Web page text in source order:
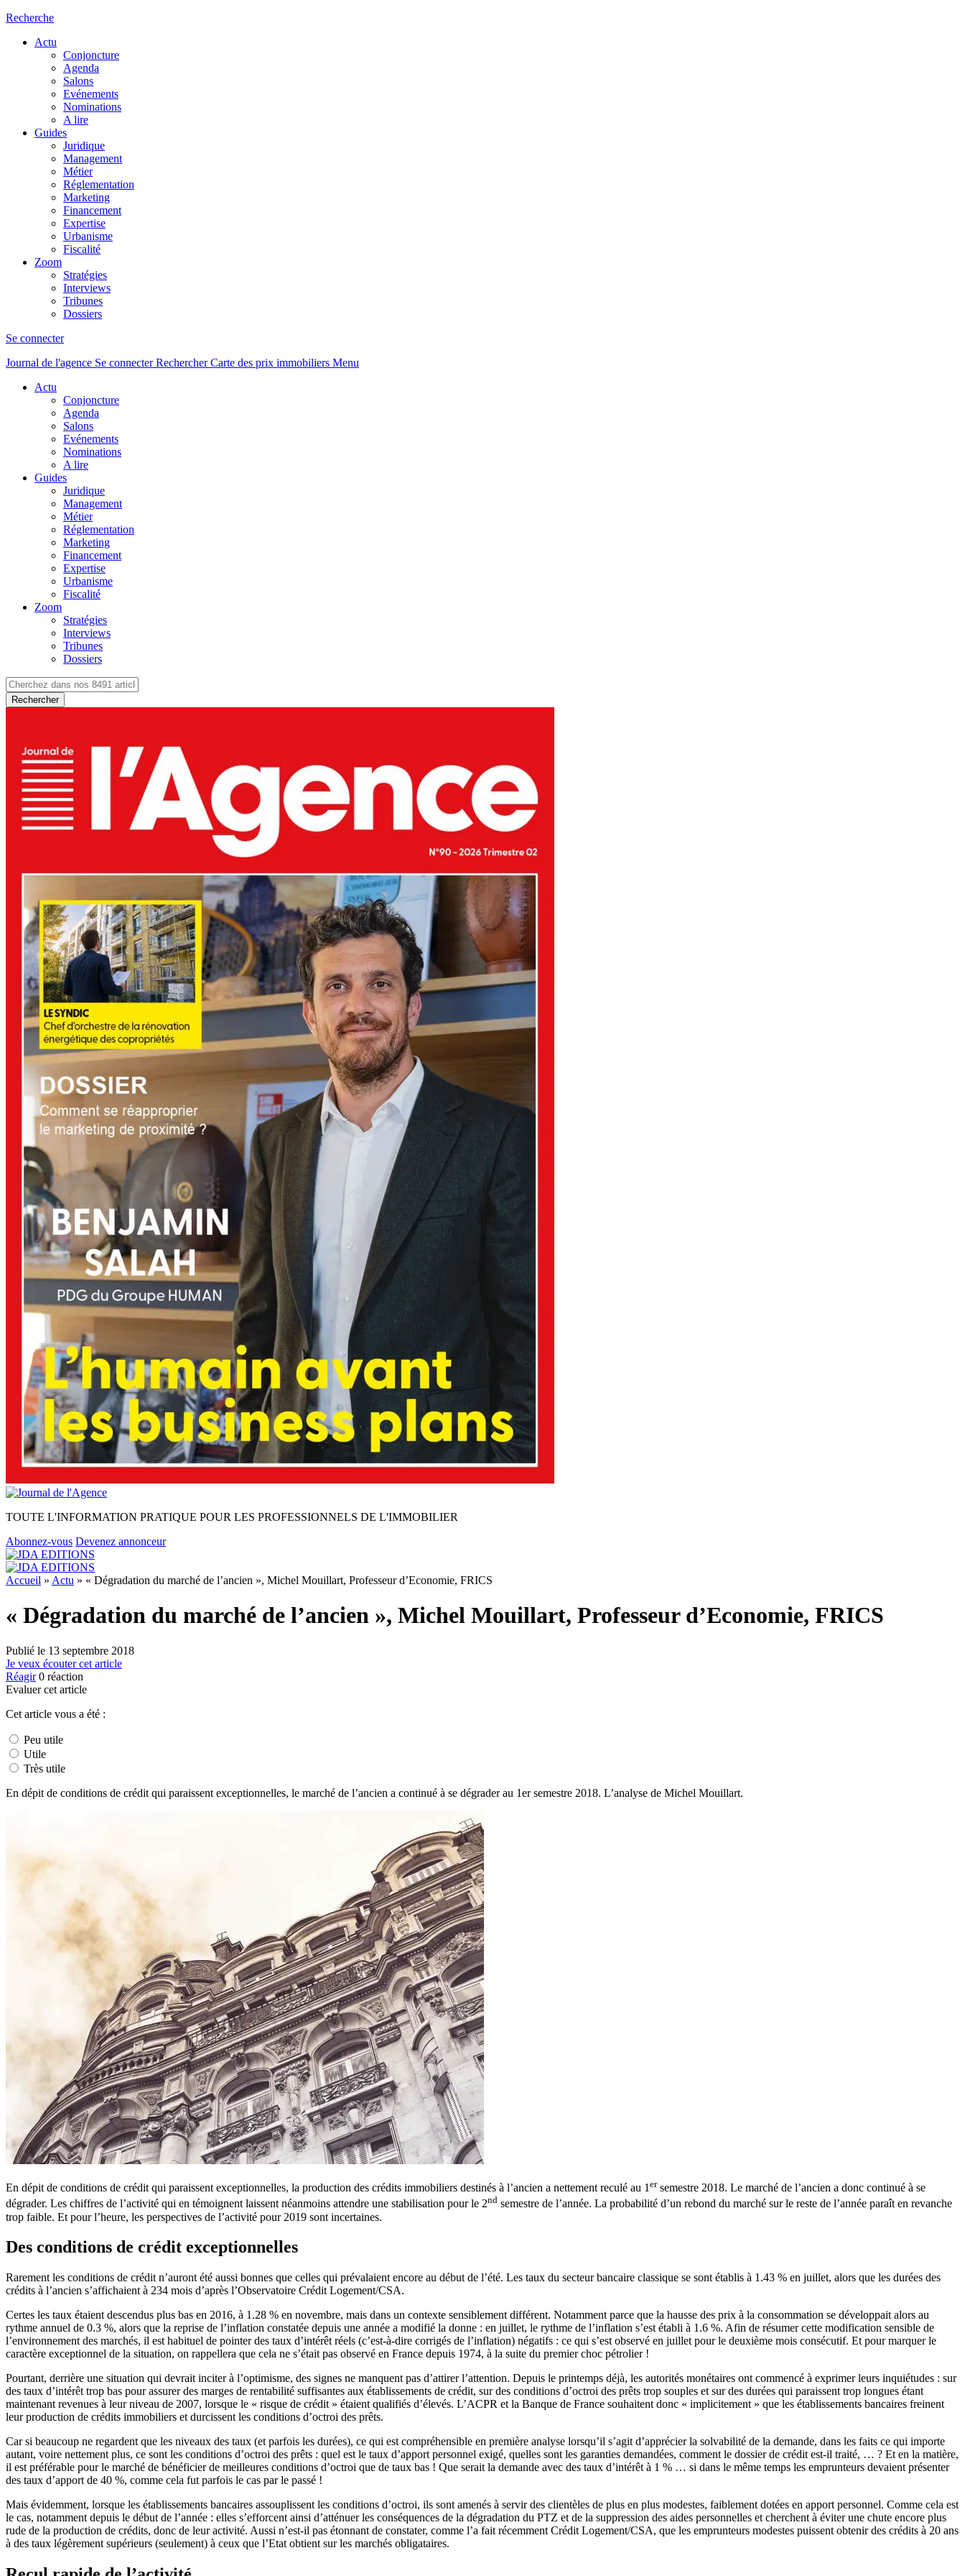
Recherche
Actu
Conjoncture
Agenda
Salons
Evénements
Nominations
A lire
Guides
Juridique
Management
Métier
Réglementation
Marketing
Financement
Expertise
Urbanisme
Fiscalité
Zoom
Stratégies
Interviews
Tribunes
Dossiers
Se connecter
Journal de l'agence Se connecterRechercher Carte des prix immobiliers Menu
Actu
Conjoncture
Agenda
Salons
Evénements
Nominations
A lire
Guides
Juridique
Management
Métier
Réglementation
Marketing
Financement
Expertise
Urbanisme
Fiscalité
Zoom
Stratégies
Interviews
Tribunes
Dossiers
Rechercher
TOUTE L'INFORMATION PRATIQUE POUR LES PROFESSIONNELS DE L'IMMOBILIER
Abonnez-vous Devenez annonceur
Accueil » Actu » « Dégradation du marché de l’ancien », Michel Mouillart, Professeur d’Economie, FRICS
« Dégradation du marché de l’ancien », Michel Mouillart, Professeur d’Economie, FRICS
Publié le 13 septembre 2018
Je veux écouter cet article
Réagir 0 réaction
Evaluer cet article
Cet article vous a été :
Peu utile
Utile
Très utile
En dépit de conditions de crédit qui paraissent exceptionnelles, le marché de l’ancien a continué à se dégrader au 1er semestre 2018. L’analyse de Michel Mouillart.
En dépit de conditions de crédit qui paraissent exceptionnelles, la production des crédits immobiliers destinés à l’ancien a nettement reculé au 1 ersemestre 2018. Le marché de l’ancien a donc continué à se
dégrader. Les chiffres de l’activité qui en témoignent laissent néanmoins attendre une stabilisation pour le 2nd semestre de l’année. La probabilité d’un rebond du marché sur le reste de l’année paraît en revanche
trop faible. Et pour l’heure, les perspectives de l’activité pour 2019 sont incertaines.
Des conditions de crédit exceptionnelles
Rarement les conditions de crédit n’auront été aussi bonnes que celles qui prévalaient encore au début de l’été. Les taux du secteur bancaire classique se sont établis à 1.43 % en juillet, alors que les durées des
crédits à l’ancien s’affichaient à 234 mois d’après l’Observatoire Crédit Logement/CSA.
Certes les taux étaient descendus plus bas en 2016, à 1.28 % en novembre, mais dans un contexte sensiblement différent. Notamment parce que la hausse des prix à la consommation se développait alors au
rythme annuel de 0.3 %, alors que la reprise de l’inflation constatée depuis une année a modifié la donne : en juillet, le rythme de l’inflation s’est établi à 1.6 %. Afin de résumer cette modification sensible de
l’environnement des marchés, il est habituel de pointer des taux d’intérêt réels (c’est-à-dire corrigés de l’inflation) négatifs : ce qui s’est observé en juillet pour le deuxième mois consécutif. Et pour marquer le
caractère exceptionnel de la situation, on rappellera que cela ne s’était pas observé en France depuis 1974, à la suite du premier choc pétrolier !
Pourtant, derrière une situation qui devrait inciter à l’optimisme, des signes ne manquent pas d’attirer l’attention. Depuis le printemps déjà, les autorités monétaires ont commencé à exprimer leurs inquiétudes : sur
des taux d’intérêt trop bas pour assurer des marges de rentabilité suffisantes aux établissements de crédit, sur des conditions d’octroi des prêts trop souples et sur des durées qui paraissent trop longues étant
maintenant revenues à leur niveau de 2007, lorsque le « risque de crédit » étaient qualifiés d’élevés. L’ACPR et la Banque de France souhaitent donc « implicitement » que les établissements bancaires freinent
leur production de crédits immobiliers et durcissent les conditions d’octroi des prêts.
Car si beaucoup ne regardent que les niveaux des taux (et parfois les durées), ce qui est compréhensible en première analyse lorsqu’il s’agit d’apprécier la solvabilité de la demande, dans les faits ce qui importe
autant, voire nettement plus, ce sont les conditions d’octroi des prêts : quel est le taux d’apport personnel exigé, quelles sont les garanties demandées, comment le dossier de crédit est-il traité, … ? Et en la matière,
il est préférable pour le marché de bénéficier de meilleures conditions d’octroi que de taux bas ! Que serait la demande avec des taux d’intérêt à 1 % … si dans le même temps les emprunteurs devaient présenter
des taux d’apport de 40 %, comme cela fut parfois le cas par le passé !
Mais évidemment, lorsque les établissements bancaires assouplissent les conditions d’octroi, ils sont amenés à servir des clientèles de plus en plus modestes, faiblement dotées en apport personnel. Comme cela est
le cas, notamment depuis le début de l’année : elles s’efforcent ainsi d’atténuer les conséquences de la dégradation du PTZ et de la suppression des aides personnelles et cherchent à éviter une chute encore plus
rude de la production de crédits, donc de leur activité. Aussi n’est-il pas étonnant de constater, comme l’a fait récemment Crédit Logement/CSA, que les emprunteurs modestes puissent obtenir des crédits à 20 ans
à des taux légèrement supérieurs (seulement) à ceux que l’Etat obtient sur les marchés obligataires.